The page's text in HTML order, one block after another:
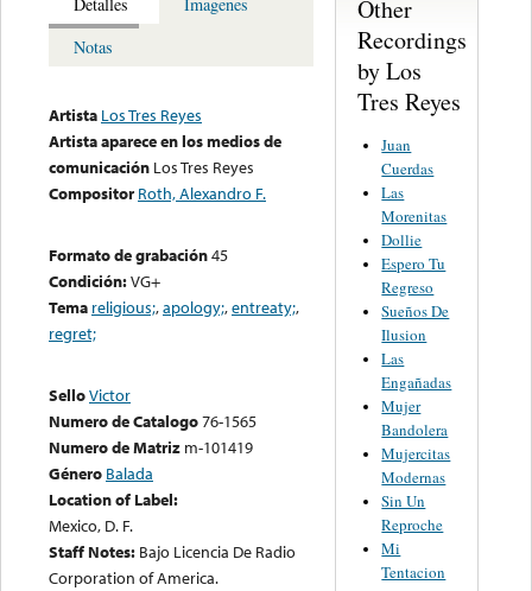
Notas
Artista Los Tres Reyes
Artista aparece en los medios de
comunicación Los Tres Reyes
Compositor Roth, Alexandro F.
Formato de grabación45
Condición:VG+
Tema religious;,apology;,entreaty;,
regret;
SelloVictor
Numero de Catalogo76-1565
Numero de Matriz m-101419
Género Balada
Location of Label:
Mexico, D. F.
Staff Notes: Bajo Licencia De Radio
Corporation of America.
Other
Recordings
by Los
Tres Reyes
Juan
Cuerdas
Las
Morenitas
Dollie
Espero Tu
Regreso
Sueños De
Ilusion
Las
Engañadas
Mujer
Bandolera
Mujercitas
Modernas
Sin Un
Reproche
Mi
Tentacion